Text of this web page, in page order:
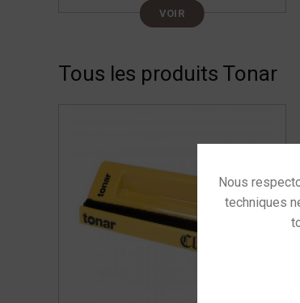
VOIR
Tous les produits Tonar